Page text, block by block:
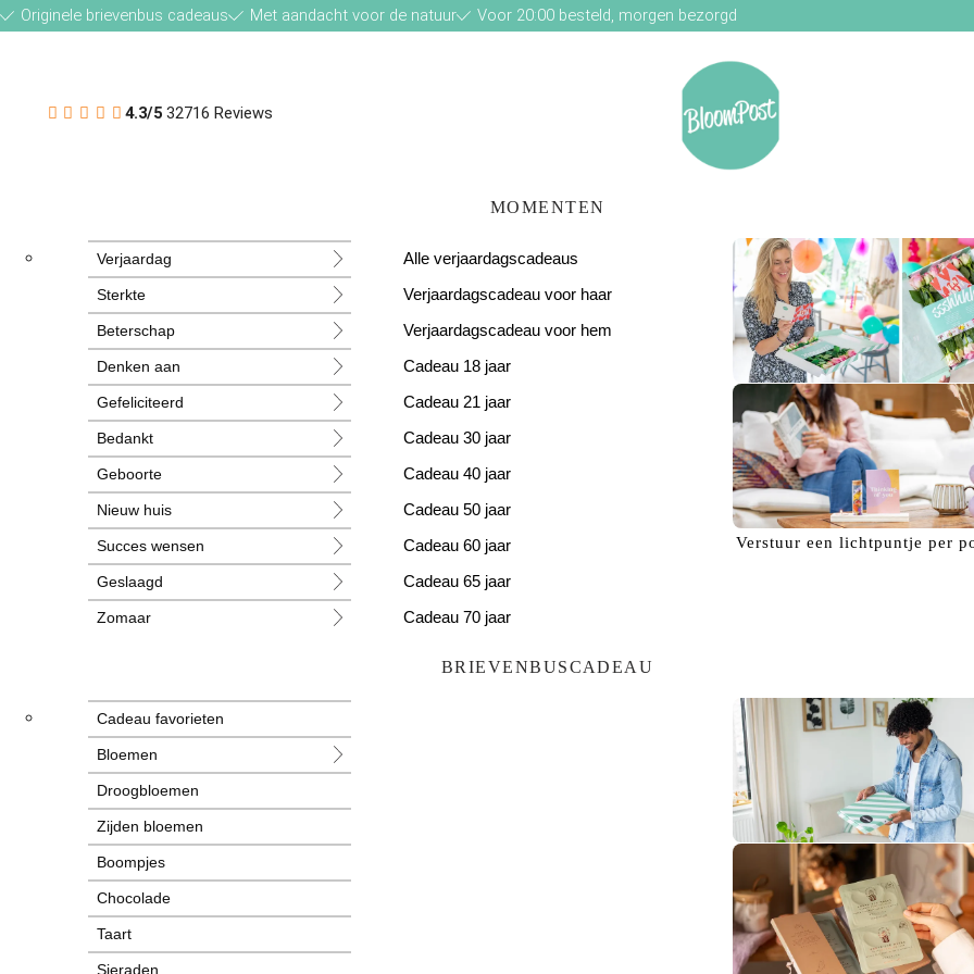
Originele brievenbus cadeaus Met aandacht voor de natuur Voor 20:00 besteld, morgen bezorgd
4.3/5 32716 Reviews
MOMENTEN
Verjaardag
Sterkte
Beterschap
Denken aan
Gefeliciteerd
Bedankt
Geboorte
Nieuw huis
Succes wensen
Geslaagd
Zomaar
Liefde
Condoleance
Zwangerschap
Liefs
Trots
Pensioen
Alle verjaardagscadeaus
Verjaardagscadeau voor haar
Verjaardagscadeau voor hem
Cadeau 18 jaar
Cadeau 21 jaar
Cadeau 30 jaar
Cadeau 40 jaar
Cadeau 50 jaar
Cadeau 60 jaar
Cadeau 65 jaar
Cadeau 70 jaar
De perfecte
Verstuur eenlichtpuntje per
BRIEVENBUSCADEAU
Cadeau favorieten
Bloemen
Droogbloemen
Zijden bloemen
Boompjes
Chocolade
Taart
Sieraden
Bezorg eenglimlach!